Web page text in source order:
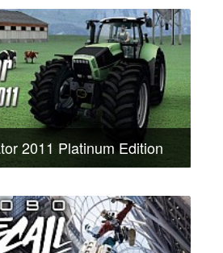
2011 Platinum Edition